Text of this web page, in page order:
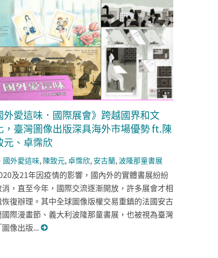
外愛這味．國際展會》跨越國界和文
，臺灣圖像出版深具海外市場優勢 ft.陳
元、卓霈欣
國外愛這味, 陳致元,卓霈欣, 安古蘭,波隆那童書展
及21年因疫情的影響，國內外的實體書展紛紛
，直至今年，國際交流逐漸開放，許多展會才相
復辦理。其中全球圖像版權交易重鎮的法國安古
際漫畫節、義大利波隆那童書展，也被視為臺灣
像出版...